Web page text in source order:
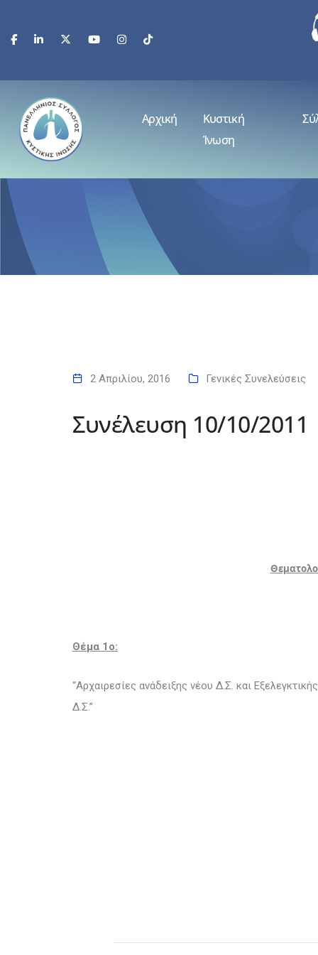
Αρχική
Κυστική
Ίνωση
2 Απριλίου, 2016 Γενικές Συνελεύσεις
Συνέλευση 10/10/2011
Θέμα 1o:
“Αρχαιρεσίες ανάδειξης νέου Δ.Σ. και
Δ.Σ.”